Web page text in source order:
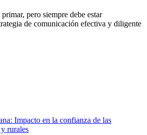
pero siempre debe estar
de comunicación efectiva y diligente